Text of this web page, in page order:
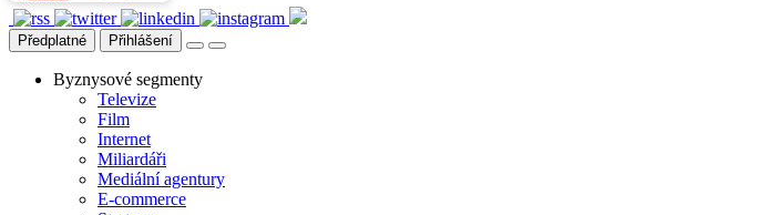
Předplatné Přihlášení
Byznysové segmenty
Televize
Film
Internet
Miliardáři
Mediální agentury
E-commerce